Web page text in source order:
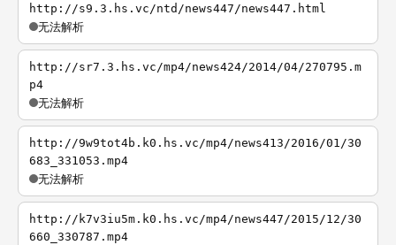
http://s9.3.hs.vc/ntd/news447/news447.html
无法解析
http://sr7.3.hs.vc/mp4/news424/2014/04/270795.m
p4
无法解析
http://9w9tot4b.k0.hs.vc/mp4/news413/2016/01/30
683_331053.mp4
无法解析
http://k7v3iu5m.k0.hs.vc/mp4/news447/2015/12/30
660_330787.mp4